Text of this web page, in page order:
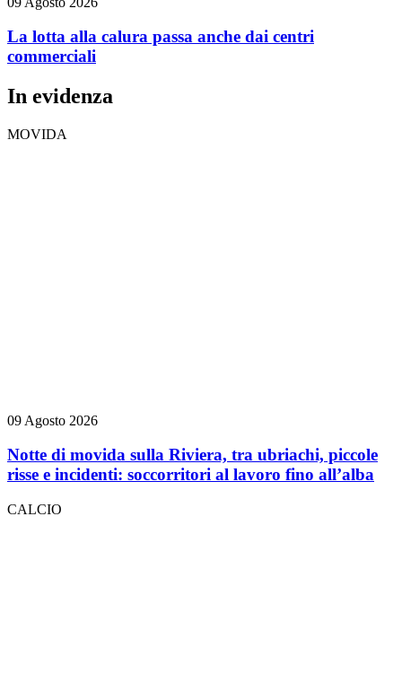
La lotta alla calura passa anche dai centri
commerciali
In evidenza
MOVIDA
09 Agosto 2026
Notte di movida sulla Riviera, tra ubriachi, piccole
risse e incidenti: soccorritori al lavoro fino all’alba
CALCIO